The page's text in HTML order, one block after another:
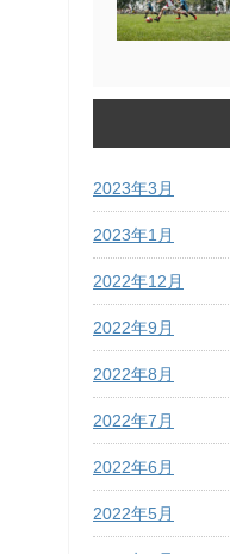
2023年3月
2023年1月
2022年12月
2022年9月
2022年8月
2022年7月
2022年6月
2022年5月